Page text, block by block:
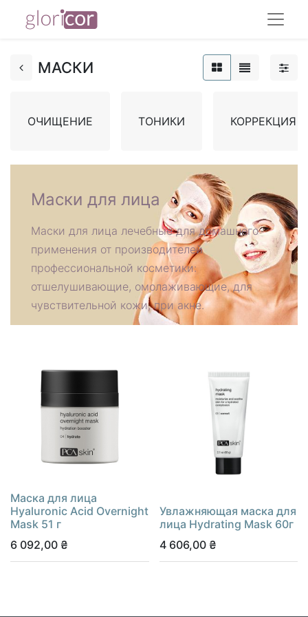
МАСКИ
ОЧИЩЕНИЕ ТОНИКИ КОРРЕКЦИЯ
Маски для лица
Маски для лица лечебные для домашнего
применения от производителей
профессиональной косметики:
отшелушивающие, омолаживающие, для
чувствительной кожи, при акне.
Маска для лица
Hyaluronic Acid Overnight
Mask 51 г
6 092,00 ₴
Увлажняющая маска для
лица Hydrating Mask 60г
4 606,00₴